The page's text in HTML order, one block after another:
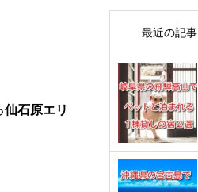
仙石原エリ
最近の記事